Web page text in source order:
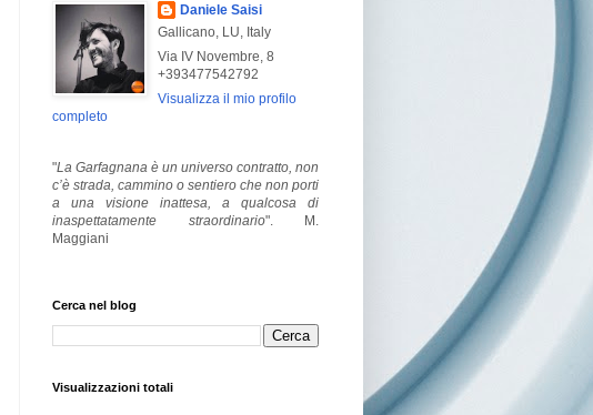
Daniele Saisi
Gallicano, LU, Italy
Via IV Novembre, 8
+393477542792
Visualizza il mio profilo
completo
"La Garfagnana è un universo contratto, non
c’è strada, cammino o sentiero che non porti
a una visione inattesa, a qualcosa di
inaspettatamente straordinario". M.
Maggiani
Cerca nel blog
Visualizzazioni totali